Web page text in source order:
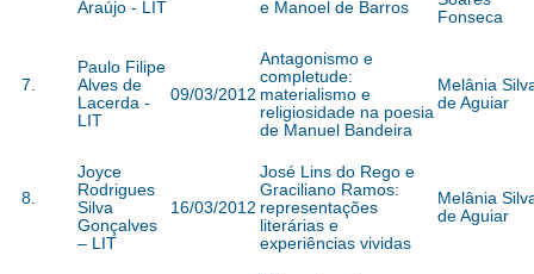
Araújo - LIT
e Manoel de Barros
Fonseca
7.
Paulo Filipe
Alves de
Lacerda -
LIT
09/03/2012
Antagonismo e
completude:
materialismo e
religiosidade na poesia
de Manuel Bandeira
Melânia
de Aguiar
8.
Joyce
Rodrigues
Silva
Gonçalves
– LIT
16/03/2012
José Lins do Rego e
Graciliano Ramos:
representações
literárias e
experiências vividas
Melânia
de Aguiar